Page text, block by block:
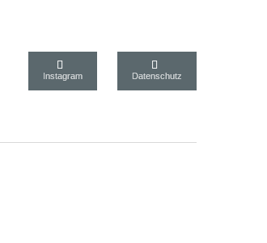
Datenschutz
Instagram